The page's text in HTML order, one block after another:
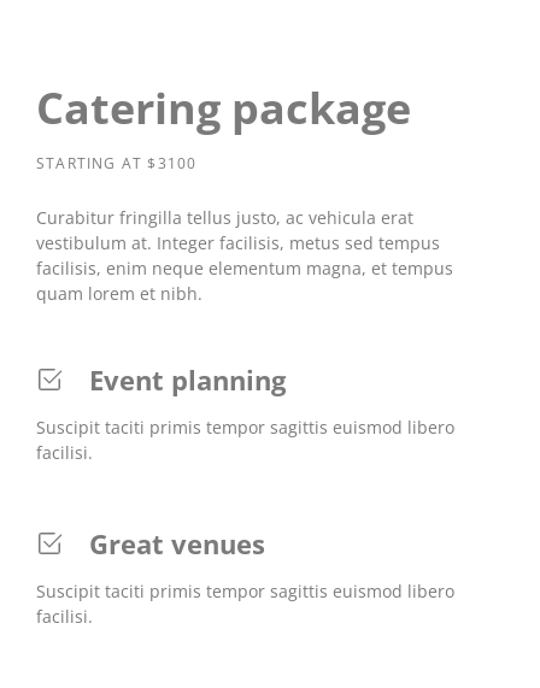
Catering package
STARTING AT $3100
Curabitur fringilla tellus justo, ac vehicula erat
vestibulum at. Integer facilisis, metus sed tempus
facilisis, enim neque elementum magna, et tempus
quam lorem et nibh.
Event planning
Suscipit taciti primis tempor sagittis euismod libero
facilisi.
Great venues
Suscipit taciti primis tempor sagittis euismod libero
facilisi.